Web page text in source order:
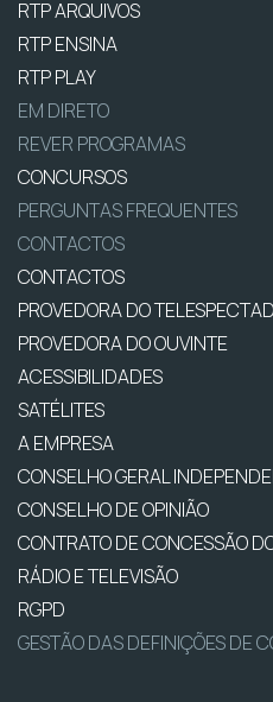
RTP ARQUIVOS
RTP ENSINA
RTP PLAY
EM DIRETO
REVER PROGRAMAS
CONCURSOS
PERGUNTAS FREQUENTES
CONTACTOS
CONTACTOS
PROVEDORA DO
PROVEDORA DO OUVINTE
ACESSIBILIDADES
SATÉLITES
A EMPRESA
CONSELHO GERAL
CONSELHO DE OPINIÃO
CONTRATO DE CONCESSÃO
RÁDIO E TELEVISÃO
RGPD
GESTÃO DAS DEFINIÇÕES DE